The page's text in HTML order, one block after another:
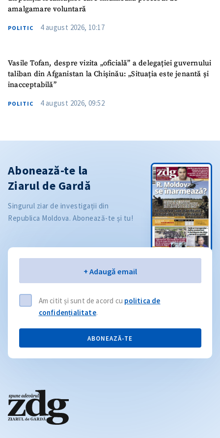
amalgamare voluntară
POLITIC 4 august 2026, 10:17
Vasile Tofan, despre vizita „oficială” a delegației guvernului
taliban din Afganistan la Chișinău: „Situația este jenantă și
inacceptabilă”
POLITIC 4 august 2026, 09:52
Abonează-te la
Ziarul de Gardă
Singurul ziar de investigații din
Republica Moldova. Abonează-te și tu!
+ Adaugă email
Am citit și sunt de acord cu politica de
confidențialitate.
ABONEAZĂ-TE